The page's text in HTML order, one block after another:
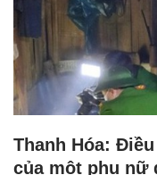
Thanh Hóa:
của một phụ nữ